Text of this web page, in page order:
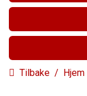
Tilbake / Hjem